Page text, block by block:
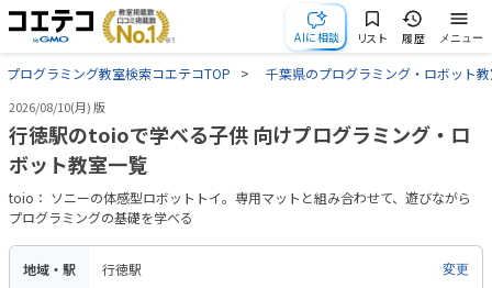
AIに相談 リスト 履歴 メニュー
プログラミング教室検索コエテコTOP 千葉県のプログラミング・ロボット
2026/08/10(月) 版
行徳駅のtoioで学べる子供 向けプログラミング・ロ
ボット教室一覧
toio： ソニーの体感型ロボットトイ。専用マットと組み合わせて、遊びながら
プログラミングの基礎を学べる
地域・駅 行徳駅 変更